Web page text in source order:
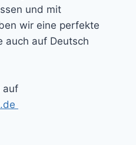
und mit
wir eine perfekte
auch auf Deutsch
auf